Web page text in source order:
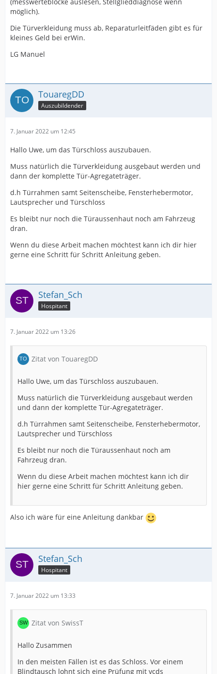
möglich).
Die Türverkleidung muss ab, Reparaturleitfäden gibt es für
kleines Geld bei erWin.
LG Manuel
TouaregDD
Auszubildender
7. Januar 2022 um 12:45
Hallo Uwe, um das Türschloss auszubauen.
Muss natürlich die Türverkleidung ausgebaut werden und
dann der komplette Tür-Agregateträger.
d.h Türrahmen samt Seitenscheibe, Fensterhebermotor,
Lautsprecher und Türschloss
Es bleibt nur noch die Türaussenhaut noch am Fahrzeug
dran.
Wenn du diese Arbeit machen möchtest kann ich dir hier
gerne eine Schritt für Schritt Anleitung geben.
Stefan_Sch
Hospitant
7. Januar 2022 um 13:26
Zitat von TouaregDD
Hallo Uwe, um das Türschloss auszubauen.
Muss natürlich die Türverkleidung ausgebaut werden
und dann der komplette Tür-Agregateträger.
d.h Türrahmen samt Seitenscheibe, Fensterhebermotor,
Lautsprecher und Türschloss
Es bleibt nur noch die Türaussenhaut noch am
Fahrzeug dran.
Wenn du diese Arbeit machen möchtest kann ich dir
hier gerne eine Schritt für Schritt Anleitung geben.
Also ich wäre für eine Anleitung dankbar
Stefan_Sch
Hospitant
7. Januar 2022 um 13:33
Zitat von SwissT
Hallo Zusammen
In den meisten Fällen ist es das Schloss. Vor einem
Blindtausch lohnt sich eine Prüfung mit vcds